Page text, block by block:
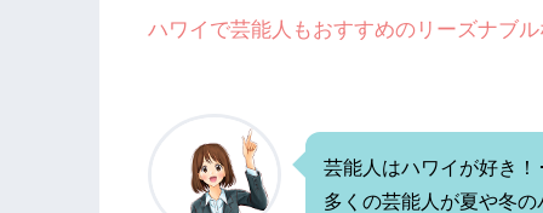
ハワイで芸能人もおすすめのリーズナブ
芸能人はハワイが好き
多くの芸能人が夏や冬